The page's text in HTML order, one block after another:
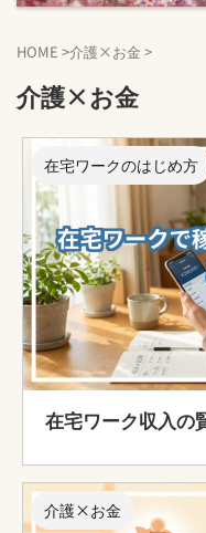
HOME >介護×お金 >
介護×お金
在宅ワークのはじめ方
在宅ワーク収入の
介護×お金